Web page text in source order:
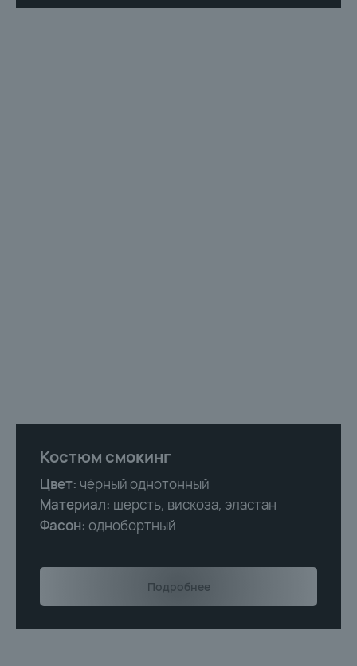
Костюм смокинг
Цвет: чёрный однотонный
Материал: шерсть, вискоза, эластан
Фасон: однобортный
Подробнее